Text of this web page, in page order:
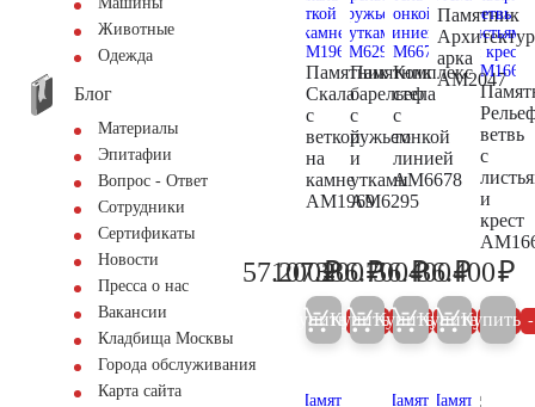
Животные
Одежда
Блог
Материалы
Эпитафии
Вопрос - Ответ
Сотрудники
Сертификаты
Новости
Пресса о нас
Вакансии
Кладбища Москвы
Города обслуживания
Карта сайта
Памятник
Скала
с
веткой
на
камне
AM1969
60.200
57.200₽
Купить 5%
Памятник
барельеф
с
ружьем
и
утками
AM6295
112.800
107.200₽
Купить 5%
Комплекс
стела
с
тонкой
линией
AM6678
407.100
386.700₽
Купить 5%
Памятник
арка
AM2047
59.400
56.400₽
Купить 5%
ветвь
с
и
крест
36.400₽
Купить